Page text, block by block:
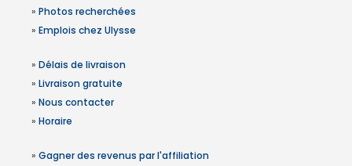
» Photos recherchées
» Emplois chez Ulysse
» Délais de livraison
» Livraison gratuite
» Nous contacter
» Horaire
» Gagner des revenus par l'affiliation